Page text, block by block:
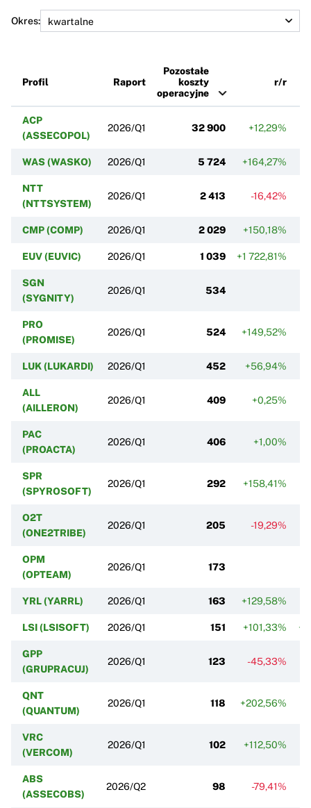
Okres:
Profil Raport
Pozostałe
koszty
operacyjne
r/r
ACP
(ASSECOPOL)
2026/Q1 32 900 +12,29%
WAS (WASKO) 2026/Q1 5 724 +164,27%
NTT
(NTTSYSTEM)
2026/Q1 2 413 -16,42%
CMP (COMP) 2026/Q1 2 029 +150,18%
EUV (EUVIC) 2026/Q1 1 039 +1 722,81%
SGN
(SYGNITY)
2026/Q1 534
PRO
(PROMISE)
2026/Q1 524 +149,52%
LUK (LUKARDI) 2026/Q1 452 +56,94%
ALL
(AILLERON)
2026/Q1 409 +0,25%
PAC
(PROACTA)
2026/Q1 406 +1,00%
SPR
(SPYROSOFT)
2026/Q1 292 +158,41%
O2T
(ONE2TRIBE)
2026/Q1 205 -19,29%
OPM
(OPTEAM)
2026/Q1 173
YRL (YARRL) 2026/Q1 163 +129,58%
LSI (LSISOFT) 2026/Q1 151 +101,33%
GPP
(GRUPRACUJ)
2026/Q1 123 -45,33%
QNT
(QUANTUM)
2026/Q1 118 +202,56%
VRC
(VERCOM)
2026/Q1 102 +112,50%
ABS
(ASSECOBS)
2026/Q2 98 -79,41%